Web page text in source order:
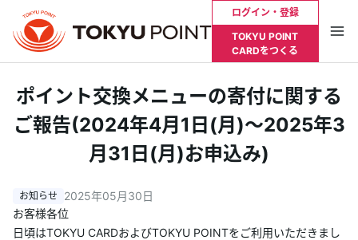
ログイン・登録
TOKYU POINT
CARDをつくる
お支払い明細やポイント残高を確認したい方は
Tokyu Plusへログインが必要です
ログイン・登録
トップ
ポイント交換メニューの寄付に関する
ご報告(2024年4月1日(月)～2025年3
月31日(月)お申込み)
2025年05月30日
お客様各位
日頃はTOKYU CARDおよびTOKYU POINTをご利用いただきまし